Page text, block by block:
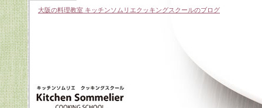
大阪の料理教室 キッチンソムリエクッキングスクールのブログ